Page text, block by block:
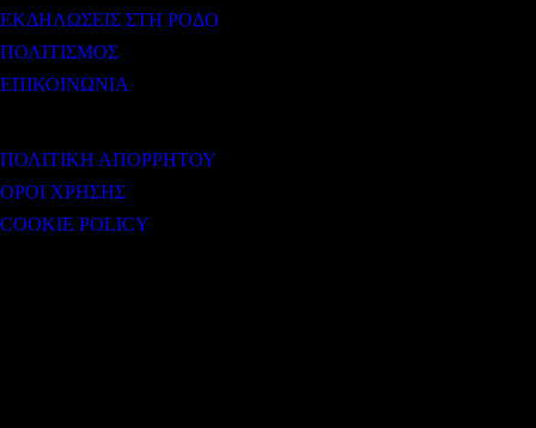
ΕΚΔΗΛΩΣΕΙΣ ΣΤΗ ΡΟΔΟ
ΠΟΛΙΤΙΣΜΟΣ
ΕΠΙΚΟΙΝΩΝΙΑ
ΠΟΛΙΤΙΚΗ ΑΠΟΡΡΗΤΟΥ
ΟΡΟΙ ΧΡΗΣΗΣ
COOKIE POLICY